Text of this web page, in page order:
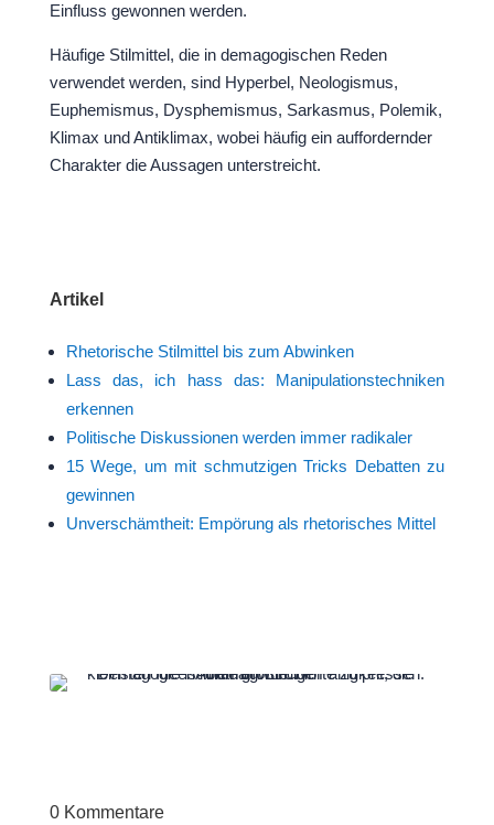
Einfluss gewonnen werden.
Häufige Stilmittel, die in demagogischen Reden
verwendet werden, sind Hyperbel, Neologismus,
Euphemismus, Dysphemismus, Sarkasmus, Polemik,
Klimax und Antiklimax, wobei häufig ein auffordernder
Charakter die Aussagen unterstreicht.
Artikel
Rhetorische Stilmittel bis zum Abwinken
Lass das, ich hass das: Manipulationstechniken
erkennen
Politische Diskussionen werden immer radikaler
15 Wege, um mit schmutzigen Tricks Debatten zu
gewinnen
Unverschämtheit: Empörung als rhetorisches Mittel
0 Kommentare